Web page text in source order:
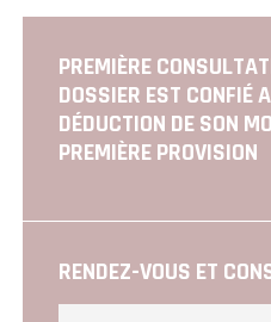
DES
PUBLICATIONS
PREMIÈRE
DOSSIER EST CONFIÉ
DÉDUCTION DE SON
PREMIÈRE PROVISION
RENDEZ-VOUS ET